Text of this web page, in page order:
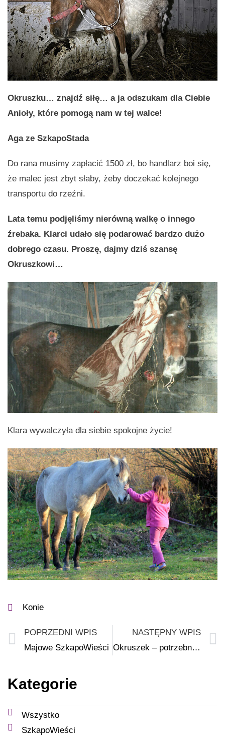
Okruszku… znajdź siłę… a ja odszukam dla Ciebie
Anioły, które pomogą nam w tej walce!
Aga ze SzkapoStada
Do rana musimy zapłacić 1500 zł, bo handlarz boi się,
że malec jest zbyt słaby, żeby doczekać kolejnego
transportu do rzeźni.
Lata temu podjęliśmy nierówną walkę o innego
źrebaka. Klarci udało się podarować bardzo dużo
dobrego czasu. Proszę, dajmy dziś szansę
Okruszkowi…
Klara wywalczyła dla siebie spokojne życie!
Konie
POPRZEDNI WPIS
Majowe SzkapoWieści
NASTĘPNY WPIS
Okruszek – potrzebny dom!
Kategorie
Wszystko
SzkapoWieści